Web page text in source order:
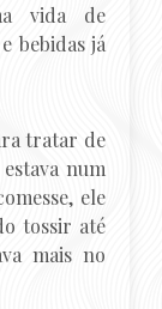
vida de
bebidas já
tratar de
num
ele
tossir até
mais no